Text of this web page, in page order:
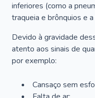
inferiores (como a
traqueia e brônquios e
Devido à gravidade
atento aos sinais de
por exemplo:
Cansaço sem